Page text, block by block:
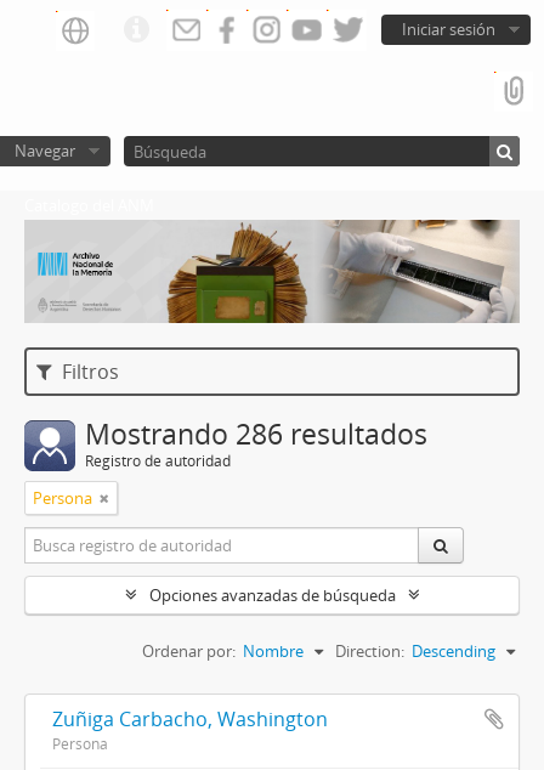
Iniciar sesión
Navegar
Filtros
Mostrando 286 resultados
Registro de autoridad
Persona
Opciones avanzadas de búsqueda
Ordenar por: Nombre Direction: Descending
Zuñiga Carbacho, Washington
Persona